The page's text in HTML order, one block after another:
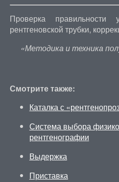
Проверка правильности
рентгеновской трубки,
«Методика и техника
Смотрите также:
Каталка с
Система выбора
рентгенографии
Выдержка
Приставка